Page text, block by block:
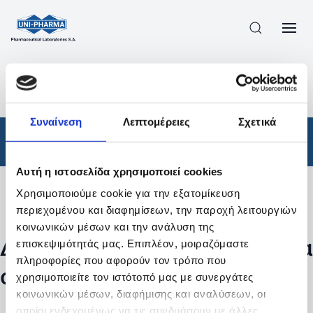
Συναίνεση Λεπτομέρειες Σχετικά
Αυτή η ιστοσελίδα χρησιμοποιεί cookies
Χρησιμοποιούμε cookie για την εξατομίκευση
περιεχομένου και διαφημίσεων, την παροχή λειτουργιών
κοινωνικών μέσων και την ανάλυση της
επισκεψιμότητάς μας. Επιπλέον, μοιραζόμαστε
πληροφορίες που αφορούν τον τρόπο που
χρησιμοποιείτε τον ιστότοπό μας με συνεργάτες
κοινωνικών μέσων, διαφήμισης και αναλύσεων, οι
οποίοι ενδεχομένως να τις συνδυάσουν με άλλες
ΠΡΟΪΟΝΤΑ
ΑΠΟΤΕΛΕΣΜΑΤΑ ΑΝΑΖΗΤΗΣΗΣ
Φάρμακα
Φίλτρα
Δεν βρέθηκαν προϊόντα με τα
συγκεκριμένα φίλτρα